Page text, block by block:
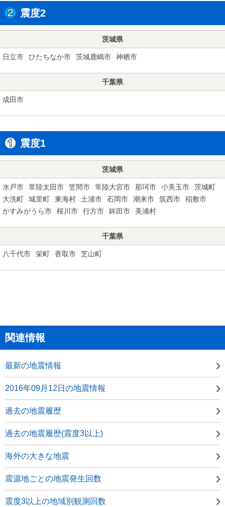
震度2
茨城県
日立市 ひたちなか市 茨城鹿嶋市 神栖市
千葉県
成田市
震度1
茨城県
水戸市 常陸太田市 笠間市 常陸大宮市 那珂市 小美玉市
茨城町
大洗町
城里町 東海村 土浦市 石岡市 潮来市 筑西市
稲敷市
かすみがうら市
桜川市 行方市 鉾田市 美浦村
千葉県
八千代市 栄町 香取市 芝山町
関連情報
最新の地震情報
2016年09月12日の地震情報
過去の地震履歴
過去の地震履歴(震度3以上)
海外の大きな地震
震源地ごとの地震発生回数
震度3以上の地域別観測回数